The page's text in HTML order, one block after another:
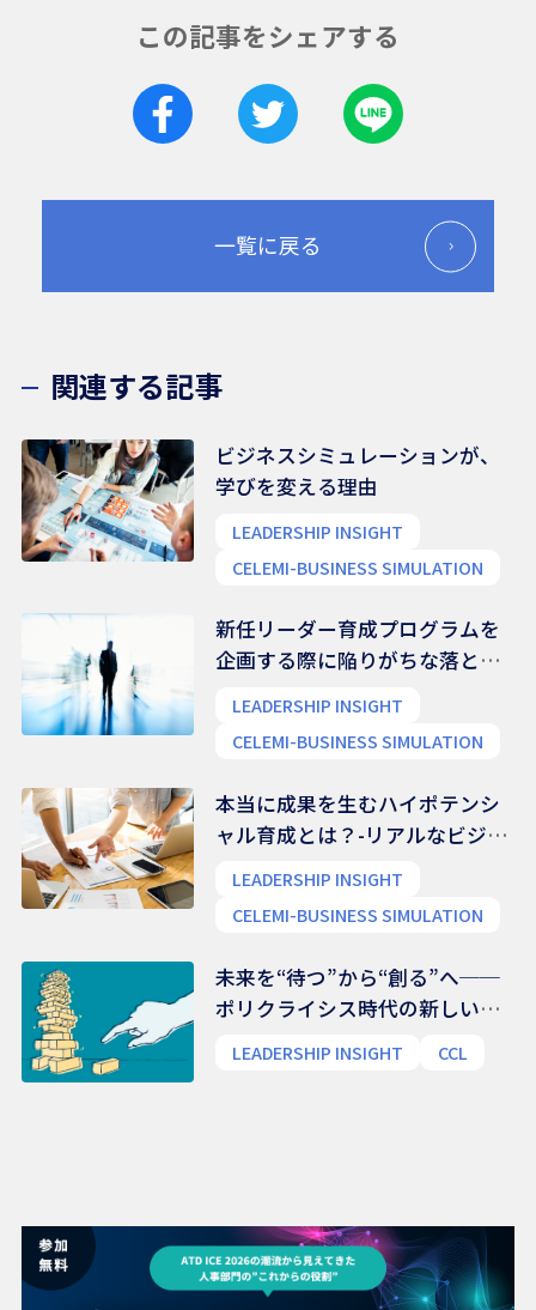
この記事をシェアする
一覧に戻る
関連する記事
ビジネスシミュレーションが、
学びを変える理由
LEADERSHIP INSIGHT
CELEMI-BUSINESS SIMULATION
新任リーダー育成プログラムを
企画する際に陥りがちな落とし
LEADERSHIP INSIGHT
CELEMI-BUSINESS SIMULATION
本当に成果を生むハイポテンシ
ャル育成とは？-リアルなビジネ
LEADERSHIP INSIGHT
CELEMI-BUSINESS SIMULATION
未来を“待つ”から“創る”へ──
ポリクライシス時代の新しいリ
LEADERSHIP INSIGHT CCL